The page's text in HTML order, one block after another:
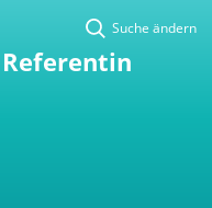
Suche ändern